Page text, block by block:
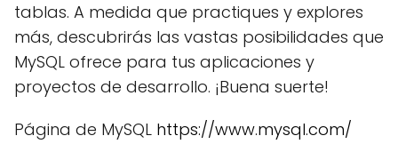
tablas. A medida que practiques y explores
más, descubrirás las vastas posibilidades que
MySQL ofrece para tus aplicaciones y
proyectos de desarrollo. ¡Buena suerte!
Página de MySQL https://www.mysql.com/